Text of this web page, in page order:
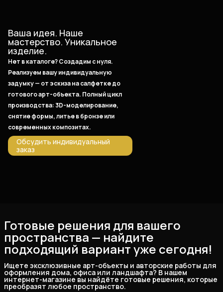
Ваша идея. Наше
мастерство. Уникальное
изделие.
Нет в каталоге? Создадим с нуля.
Реализуем вашу индивидуальную
задумку — от эскиза на салфетке до
готового арт-объекта. Полный цикл
производства: 3D-моделирование,
снятие формы, литье в бронзе или
современных композитах.
Обсудить индивидуальный
заказ
Готовые решения для вашего
пространства — найдите
подходящий вариант уже сегодня!
Ищете эксклюзивные арт-объекты и авторские работы для
оформления дома, офиса или ландшафта? В нашем
интернет-магазине вы найдёте готовые решения, которые
преобразят любое пространство.